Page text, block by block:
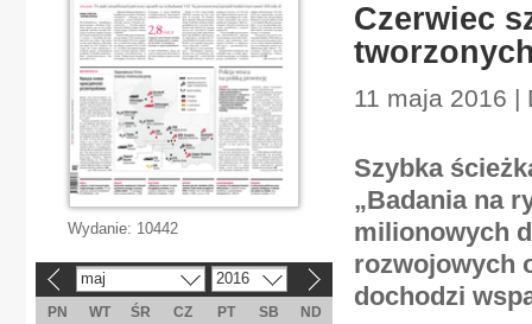
Czerwiec
11 maja 2016 |
Szybka
„Badania na
milionowych
rozwojowych
dochodzi
Wydanie: 10442
maj 2016
PN WT ŚR CZ PT SB
ND